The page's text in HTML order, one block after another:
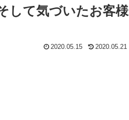
して気づいたお客様
2020.05.15 2020.05.21